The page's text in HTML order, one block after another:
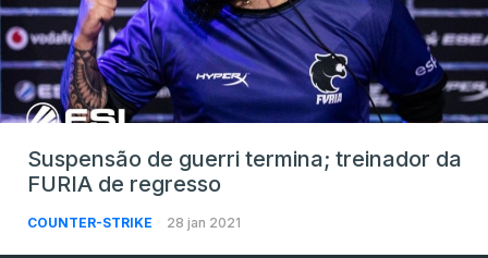
Suspensão de guerri termina; treinador da
FURIA de regresso
COUNTER-STRIKE 28 jan 2021